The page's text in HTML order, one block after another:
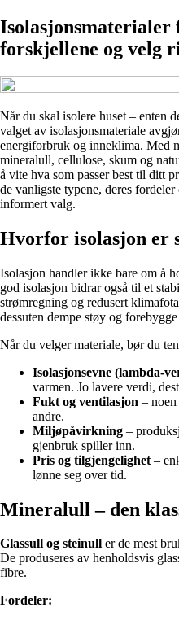
forskjellene og velg
Når du skal isolere huset – enten
valget av isolasjonsmateriale
energiforbruk og inneklima. Med
mineralull, cellulose, skum og
å vite hva som passer best til ditt
de vanligste typene, deres
informert valg.
Hvorfor isolasjon er
Isolasjon handler ikke bare om å
god isolasjon bidrar også til et
strømregning og redusert
dessuten dempe støy og
Når du velger materiale, bør du
Isolasjonsevne (lambda-
varmen. Jo lavere verdi,
Fukt og ventilasjon –
andre.
Miljøpåvirkning –
gjenbruk spiller inn.
Pris og tilgjengelighet –
lønne seg over tid.
Mineralull – den
Glassull og steinull er de mest
De produseres av henholdsvis
fibre.
Fordeler: